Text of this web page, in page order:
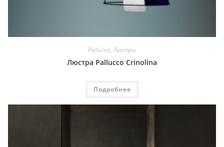
Pallucco,Люстры
Люстра Pallucco Crinolina
Подробнее